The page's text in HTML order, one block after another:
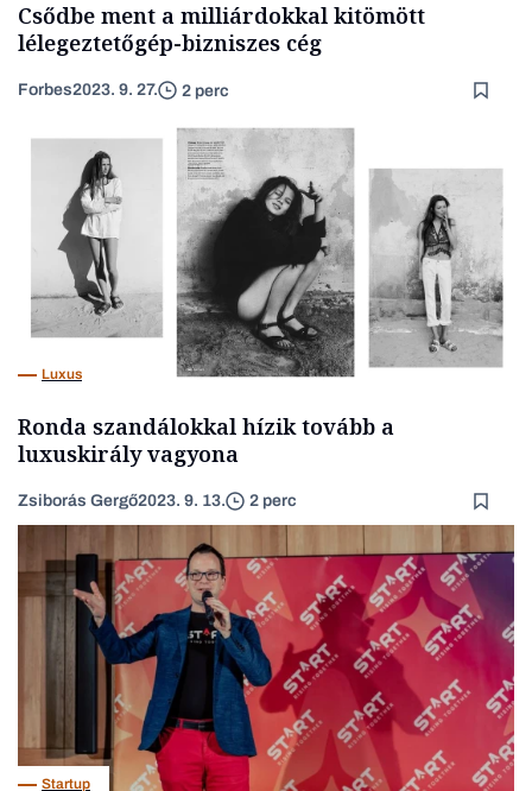
Csődbe ment a milliárdokkal kitömött
lélegeztetőgép-bizniszes cég
Forbes2023. 9. 27. 2 perc
Luxus
Ronda szandálokkal hízik tovább a
luxuskirály vagyona
Zsiborás Gergő2023. 9. 13. 2 perc
Startup